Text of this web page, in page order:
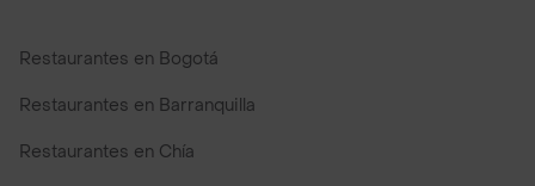
Restaurantes en Bogotá
Restaurantes en Barranquilla
Restaurantes en Chía